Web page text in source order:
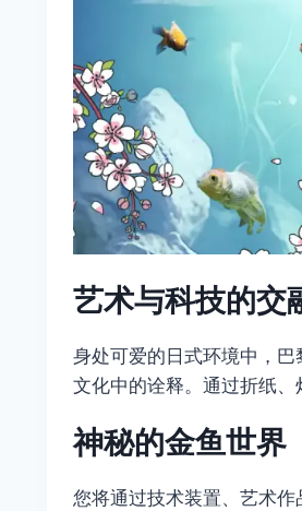
艺术与科技的交
身处可爱的日式环境中，
文化中的诠释。通过折纸、
神秘的金鱼世界
您将通过技术装置、艺术